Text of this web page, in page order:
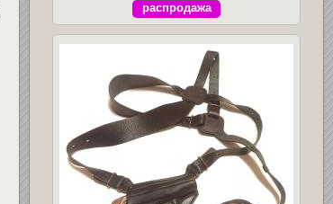
распродажа